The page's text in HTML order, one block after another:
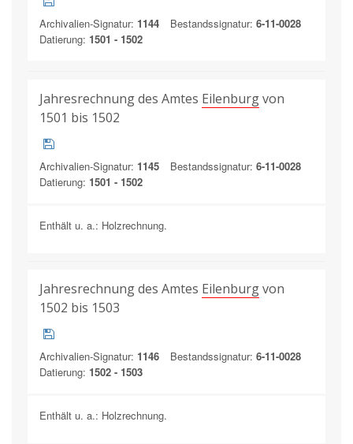
Archivalien-Signatur: 1144 Bestandssignatur: 6-11-0028
Datierung: 1501 - 1502
Jahresrechnung des Amtes Eilenburgvon
1501 bis 1502
Archivalien-Signatur: 1145 Bestandssignatur: 6-11-0028
Datierung: 1501 - 1502
Enthält u. a.: Holzrechnung.
Jahresrechnung des Amtes Eilenburgvon
1502 bis 1503
Archivalien-Signatur: 1146 Bestandssignatur: 6-11-0028
Datierung: 1502 - 1503
Enthält u. a.: Holzrechnung.